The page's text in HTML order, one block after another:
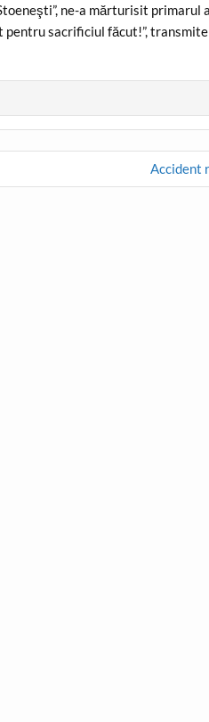
ne-a mărturisit primarul
sacrificiul făcut!”,
Accident